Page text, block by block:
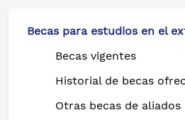
Becas para estudios en el
Becas vigentes
Historial de becas
Otras becas de aliados